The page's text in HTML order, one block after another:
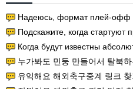
Надеюсь, формат плей-офф не
Подскажите, когда стартуют
Когда будут известны абсолютно
누가봐도 민둥 만들어서 탈북하는것들이나 뭔가 쳐들어오는 낌새
유익해요 해외축구중계 링크 찾기 쉬워서 자주 와요. 참고로